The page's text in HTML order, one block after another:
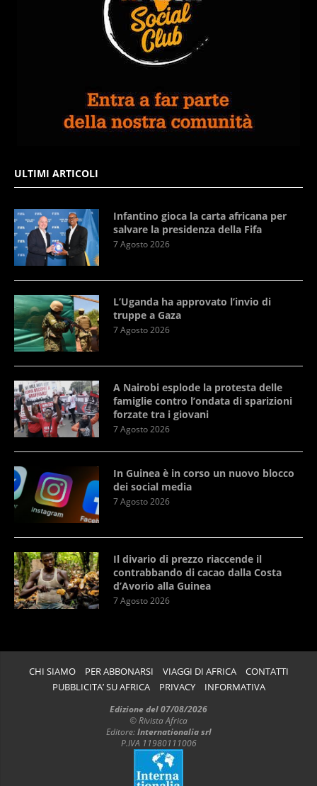
ULTIMI ARTICOLI
Infantino gioca la carta africana per
salvare la presidenza della Fifa
7 Agosto 2026
L’Uganda ha approvato l’invio di
truppe a Gaza
7 Agosto 2026
A Nairobi esplode la protesta delle
famiglie contro l’ondata di sparizioni
forzate tra i giovani
7 Agosto 2026
In Guinea è in corso un nuovo blocco
dei social media
7 Agosto 2026
Il divario di prezzo riaccende il
contrabbando di cacao dalla Costa
d’Avorio alla Guinea
7 Agosto 2026
CHI SIAMO PER ABBONARSI VIAGGI DI AFRICA
CONTATTI
PUBBLICITA’ SU AFRICA
PRIVACY
INFORMATIVA
Edizione del 07/08/2026
© Rivista Africa
Editore:Internationalia srl
P.IVA 11980111006